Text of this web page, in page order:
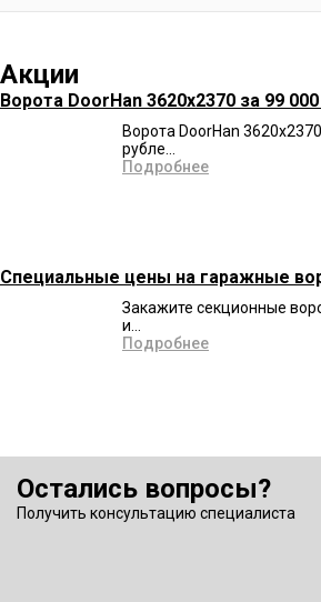
Акции
Ворота DoorHan 3620x2370 за 99
Ворота DoorHan
рубле...
Подробнее
Специальные цены на гаражные
Закажите секционные
и...
Подробнее
Остались вопросы?
Получить консультацию специалиста